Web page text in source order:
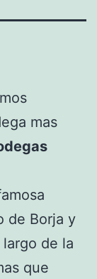
mas
de Borja y
de la
que